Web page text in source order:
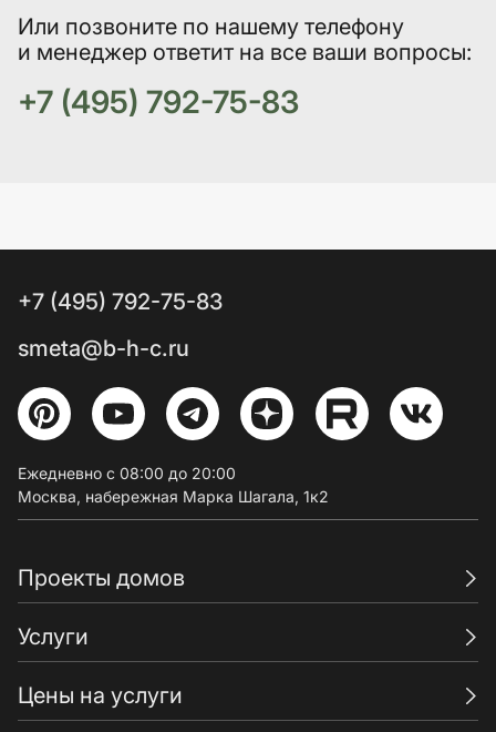
Или позвоните по нашему телефону
и менеджер ответит на все ваши вопросы:
+7 (495) 792-75-83
Проекты домов
Услуги
Цены на услуги
+7 (495) 792-75-83
smeta@b-h-c.ru
Ежедневно с 08:00 до 20:00
Москва, набережная Марка Шагала, 1к2